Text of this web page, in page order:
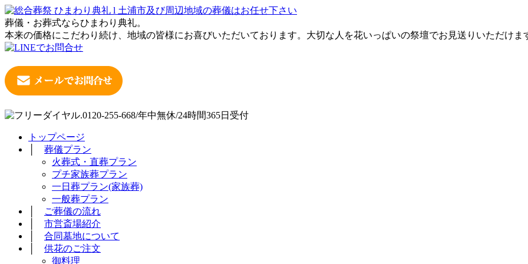
葬儀・お葬式ならひまわり典礼。
本来の価格にこだわり続け、地域の皆様にお喜びいただいております。大切な人を花いっぱいの祭壇でお見送りいただけま
トップページ
葬儀プラン
火葬式・直葬プラン
プチ家族葬プラン
一日葬プラン(家族葬)
一般葬プラン
ご葬儀の流れ
市営斎場紹介
合同墓地について
供花のご注文
御料理